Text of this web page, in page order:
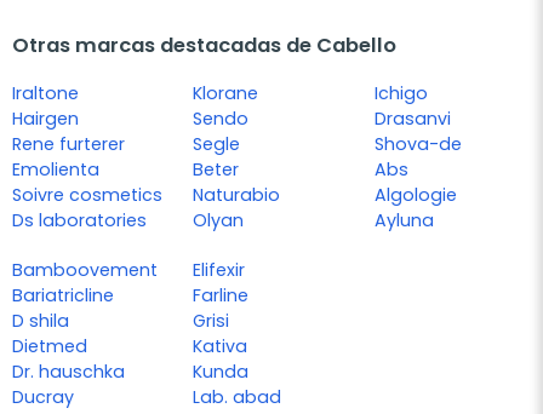
Otras marcas destacadas de Cabello
Iraltone
Hairgen
Rene furterer
Emolienta
Soivre cosmetics
Ds laboratories
Klorane
Sendo
Segle
Beter
Naturabio
Olyan
Ichigo
Drasanvi
Shova-de
Abs
Algologie
Ayluna
Bamboovement
Bariatricline
D shila
Dietmed
Dr. hauschka
Ducray
Elifexir
Farline
Grisi
Kativa
Kunda
Lab. abad